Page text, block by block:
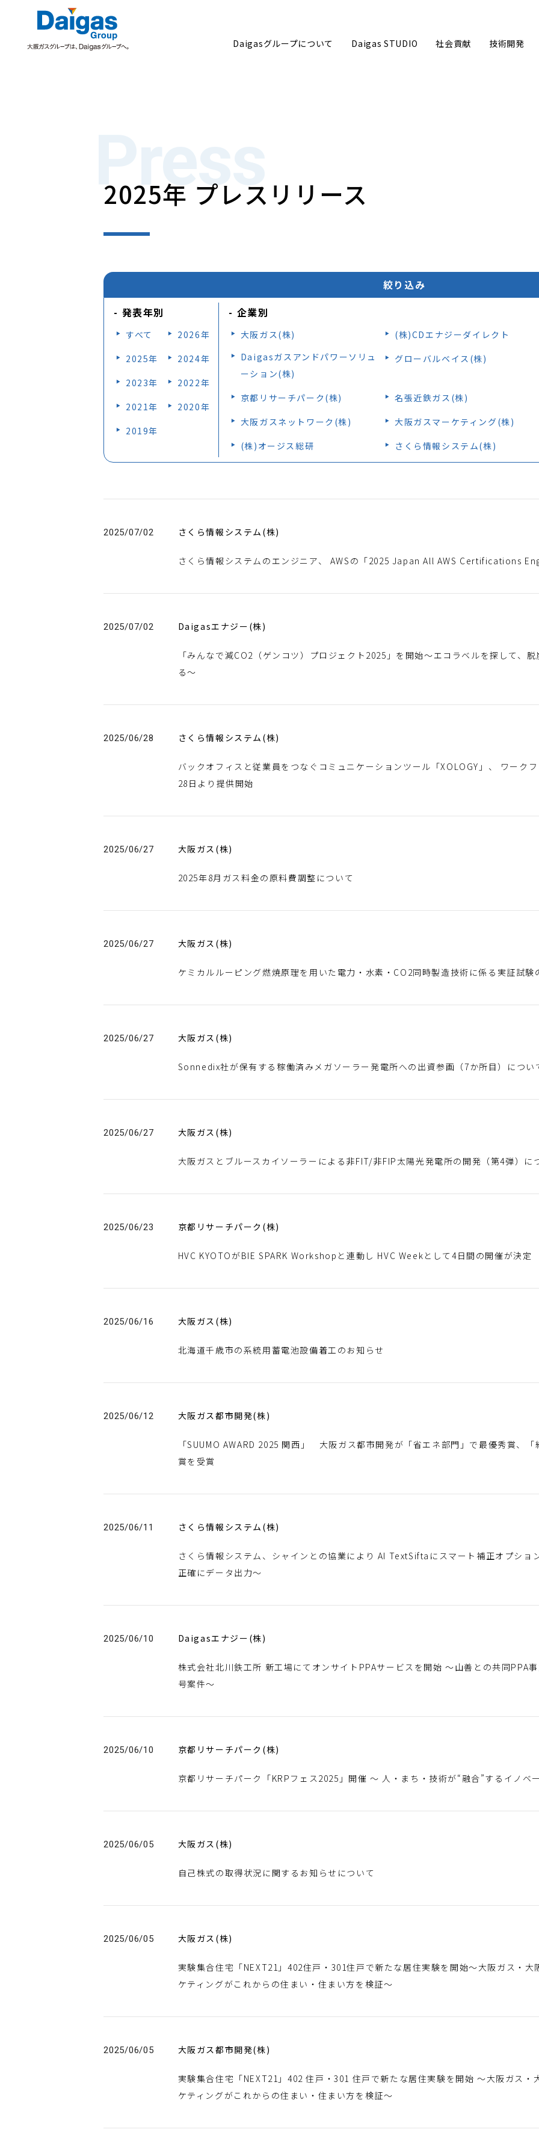
Daigasグループについて
事業内容
『e-メタン』プロモーションサイト
Daigas STUDIO 社会貢献 技術開発
2025年 プレスリリース
Press
絞り込み
発表年別
すべて
2026年
2025年
2024年
2023年
2022年
2021年
2020年
2019年
企業別
大阪ガス(株)
(株)CDエナジーダイレクト
Daigasガスアンドパワーソリュ
ーション(株)
グローバルベイス(株)
京都リサーチパーク(株)
名張近鉄ガス(株)
大阪ガスネットワーク(株)
大阪ガスマーケティング(株)
(株)オージス総研
さくら情報システム(株)
2025/07/02 さくら情報システム(株)
さくら情報システムのエンジニア、 AWSの「2025 Japan All AWS Certifications
2025/07/02 Daigasエナジー(株)
「みんなで減CO2（ゲンコツ）プロジェクト2025」を開始～エコラベルを探して、
る～
2025/06/28 さくら情報システム(株)
バックオフィスと従業員をつなぐコミュニケーションツール「XOLOGY」、 ワーク
28日より提供開始
2025/06/27 大阪ガス(株)
2025年8月ガス料金の原料費調整について
2025/06/27 大阪ガス(株)
ケミカルルーピング燃焼原理を用いた電力・水素・CO2同時製造技術に係る実証試験
2025/06/27 大阪ガス(株)
Sonnedix社が保有する稼働済みメガソーラー発電所への出資参画（7か所目）につい
2025/06/27 大阪ガス(株)
大阪ガスとブルースカイソーラーによる非FIT/非FIP太陽光発電所の開発（第4弾）に
2025/06/23 京都リサーチパーク(株)
HVC KYOTOがBIE SPARK Workshopと連動し HVC Weekとして4日間の開催が決定
2025/06/16 大阪ガス(株)
北海道千歳市の系統用蓄電池設備着工のお知らせ
2025/06/12 大阪ガス都市開発(株)
「SUUMO AWARD 2025 関西」 大阪ガス都市開発が「省エネ部門」で最優秀賞、
賞を受賞
2025/06/11 さくら情報システム(株)
さくら情報システム、シャインとの協業により AI TextSiftaにスマート補正オプショ
正確にデータ出力～
2025/06/10 Daigasエナジー(株)
株式会社北川鉄工所 新工場にてオンサイトPPAサービスを開始 ～山善との共同PPA
号案件～
2025/06/10 京都リサーチパーク(株)
京都リサーチパーク「KRPフェス2025」開催 ～ 人・まち・技術が“融合”するイノベ
2025/06/05 大阪ガス(株)
自己株式の取得状況に関するお知らせについて
2025/06/05 大阪ガス(株)
実験集合住宅「NEXT21」402住戸・301住戸で新たな居住実験を開始～大阪ガス・
ケティングがこれからの住まい・住まい方を検証～
2025/06/05 大阪ガス都市開発(株)
実験集合住宅「NEXT21」402 住戸・301 住戸で新たな居住実験を開始 ～大阪ガス・
ケティングがこれからの住まい・住まい方を検証～